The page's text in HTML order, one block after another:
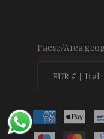
Paese/Area
EUR € |
Metodi
di